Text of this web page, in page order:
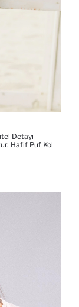
Detayı
Hafif Puf Kol